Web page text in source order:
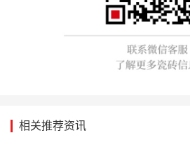
相关推荐资讯